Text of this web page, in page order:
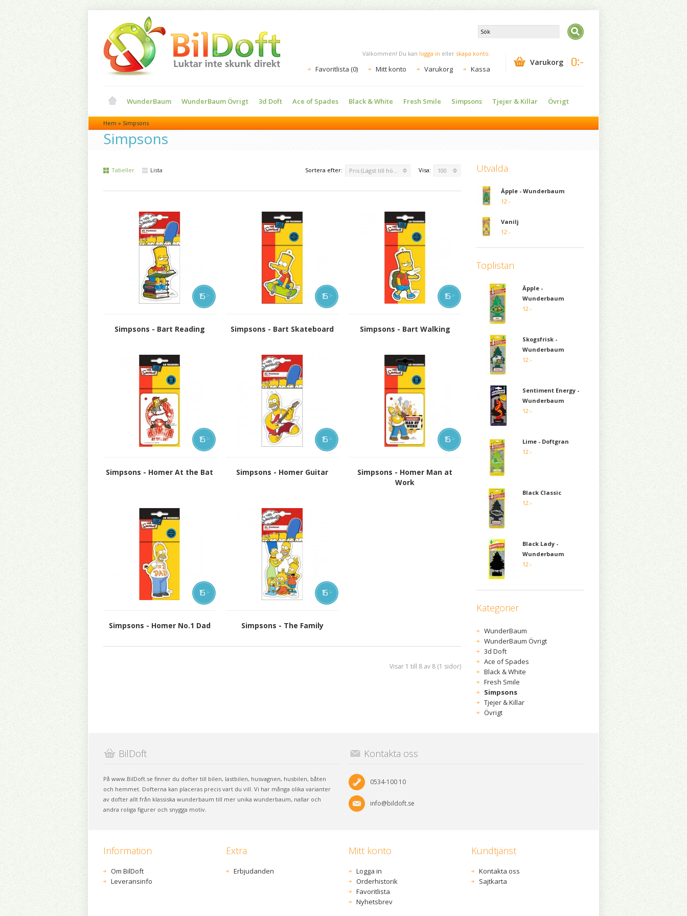
Varukorg 0:-
Välkommen! Du kan logga in eller skapa konto.
Favoritlista (0) Mitt konto Varukorg Kassa
WunderBaum WunderBaum Övrigt 3d Doft Ace of Spades Black & White Fresh Smile Simpsons Tjejer & Killar Övrigt
Hem » Simpsons
Simpsons
Sortera efter: Pris (Lägst till högst) Visa: 100
Tabeller Lista
Simpsons - Bart Reading
15 :-
Simpsons - Bart Skateboard
15 :-
Simpsons - Bart Walking
15 :-
Simpsons - Homer At the Bat
15 :-
Simpsons - Homer Guitar
15 :-
Simpsons - Homer Man at
Work
15 :-
Simpsons - Homer No.1 Dad
15 :-
Simpsons - The Family
15 :-
Visar 1 till 8 av 8 (1 sidor)
Utvalda
Äpple - Wunderbaum
12:-
Vanilj
12:-
Toplistan
Äpple -
Wunderbaum
12:-
Skogsfrisk -
Wunderbaum
12:-
Sentiment Energy -
Wunderbaum
12:-
Lime - Doftgran
12:-
Black Classic
12:-
Black Lady -
Wunderbaum
12:-
Kategorier
WunderBaum
WunderBaum Övrigt
3d Doft
Ace of Spades
Black & White
Fresh Smile
Simpsons
Tjejer & Killar
Övrigt
BilDoft
På www.BilDoft.se finner du dofter till bilen, lastbilen, husvagnen, husbilen, båten
och hemmet. Dofterna kan placeras precis vart du vill. Vi har många olika varianter
av dofter allt från klassiska wunderbaum till mer unika wunderbaum, nallar och
andra roliga figurer och snygga motiv.
Kontakta oss
0534-100 10
info@bildoft.se
Information
Om BilDoft
Leveransinfo
Extra
Erbjudanden
Mitt konto
Logga in
Orderhistorik
Favoritlista
Nyhetsbrev
Kundtjänst
Kontakta oss
Sajtkarta